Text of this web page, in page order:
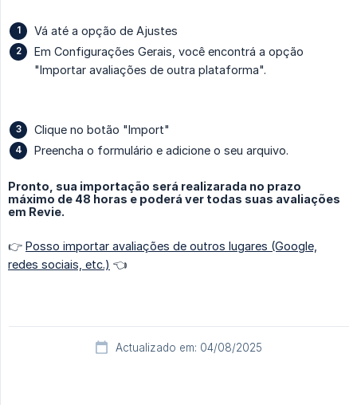
Vá até a opção de Ajustes
Em Configurações Gerais, você encontrá a opção
"Importar avaliações de outra plataforma".
Clique no botão "Import"
Preencha o formulário e adicione o seu arquivo.
Pronto, sua importação será realizarada no prazo
máximo de 48 horas e poderá ver todas suas avaliações
em Revie.
👉 Posso importar avaliações de outros lugares (Google,
redes sociais, etc.) 👈
Actualizado em: 04/08/2025